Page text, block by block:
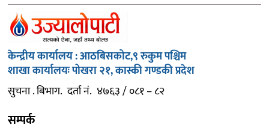
केन्द्रीय कार्यालय : आठबिसकोट,९ रुकुम पश्चिम
शाखा कार्यालयः पोखरा २१, कास्की गण्डकी प्रदेश
सुचना . बिभाग. दर्ता नं. ४७६३ / ०८१ – ८२
सम्पर्क